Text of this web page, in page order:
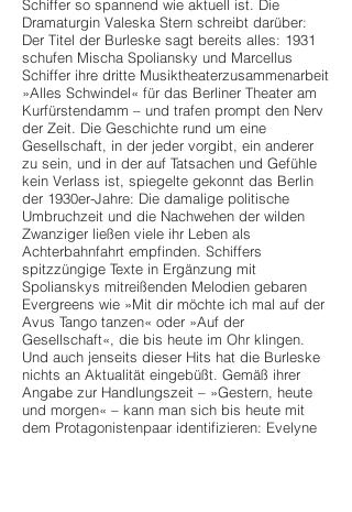
Schiffer so spannend wie aktuell ist. Die
Dramaturgin Valeska Stern schreibt darüber:
Der Titel der Burleske sagt bereits alles: 1931
schufen Mischa Spoliansky und Marcellus
Schiffer ihre dritte Musiktheaterzusammenarbeit
»Alles Schwindel« für das Berliner Theater am
Kurfürstendamm – und trafen prompt den Nerv
der Zeit. Die Geschichte rund um eine
Gesellschaft, in der jeder vorgibt, ein anderer
zu sein, und in der auf Tatsachen und Gefühle
kein Verlass ist, spiegelte gekonnt das Berlin
der 1930er-Jahre: Die damalige politische
Umbruchzeit und die Nachwehen der wilden
Zwanziger ließen viele ihr Leben als
Achterbahnfahrt empfinden. Schiffers
spitzzüngige Texte in Ergänzung mit
Spolianskys mitreißenden Melodien gebaren
Evergreens wie »Mit dir möchte ich mal auf der
Avus Tango tanzen« oder »Auf der
Gesellschaft«, die bis heute im Ohr klingen.
Und auch jenseits dieser Hits hat die Burleske
nichts an Aktualität eingebüßt. Gemäß ihrer
Angabe zur Handlungszeit – »Gestern, heute
und morgen« – kann man sich bis heute mit
dem Protagonistenpaar identifizieren: Evelyne